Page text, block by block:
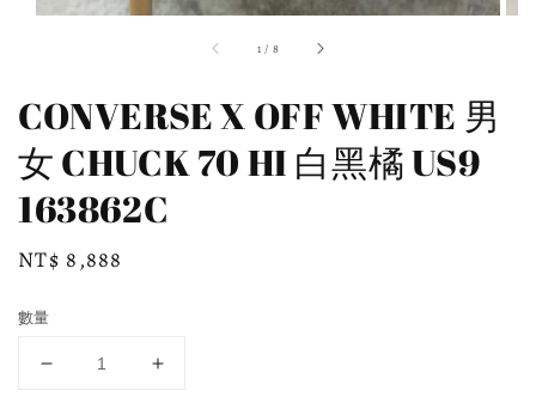
1 / 8
CONVERSE X OFF WHITE 男
女 CHUCK 70 HI 白黑橘 US9
163862C
Regular
NT$ 8,888
數量